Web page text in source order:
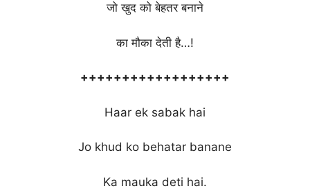
जो खुद को बेहतर बनाने
का मौका देती है…!
++++++++++++++++++
Haar ek sabak hai
Jo khud ko behatar banane
Ka mauka deti hai.